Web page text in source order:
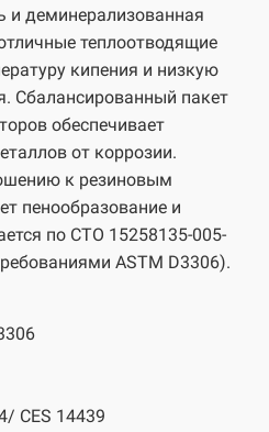
и деминерализованная
теплоотводящие
кипения и низкую
Сбалансированный пакет
обеспечивает
от коррозии.
к резиновым
пенообразование и
по СТО 15258135-005-
ASTM D3306).
CES 14439